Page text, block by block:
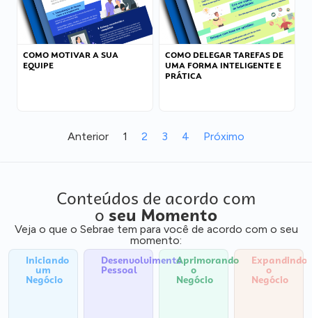
COMO MOTIVAR A SUA
EQUIPE
COMO DELEGAR TAREFAS DE
UMA FORMA INTELIGENTE E
PRÁTICA
Anterior 1 2 3 4 Próximo
Conteúdos de acordo com
o seu Momento
Veja o que o Sebrae tem para você de acordo com o seu
momento:
Iniciando
um
Negócio
Desenvolvimento
Pessoal
Aprimorando
o
Negócio
Expandindo
o
Negócio